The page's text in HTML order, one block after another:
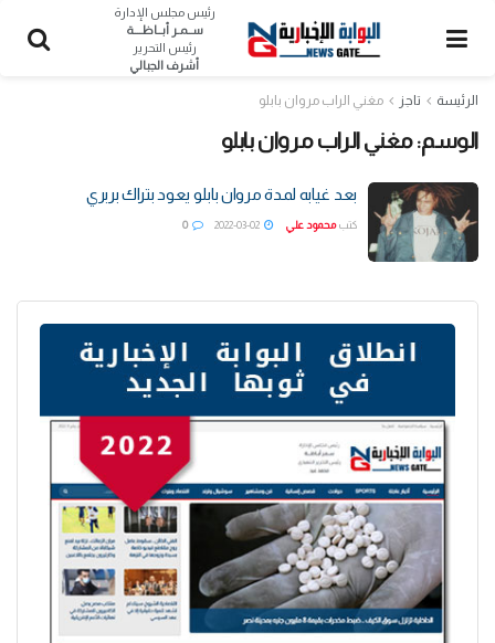
رئيس مجلس الإدارة
ســمـر أبــاظــــة
رئيس التحرير
أشرف الجبالي
الرئيسة تاجز مغني الراب مروان بابلو
الوسم:مغني الراب مروان بابلو
بعد غيابه لمدة مروان بابلو يعود بتراك بربري
كتب محمود علي 0